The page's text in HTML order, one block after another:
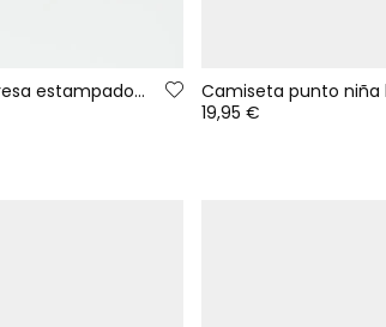
Camiseta punto niña fresa estampado corazones
19,95 €